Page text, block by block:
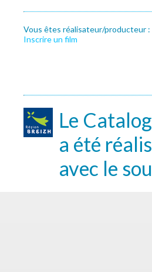
Vous êtes réalisateur/producteur :
Inscrire un film
Le
a été
avec le